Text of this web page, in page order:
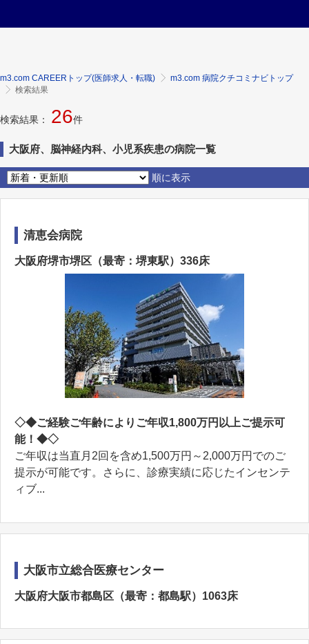
m3.com CAREERトップ(医師求人・転職)
m3.com 病院クチコミナビトップ
検索結果
検索結果： 26件
大阪府、脳神経内科、小児系疾患の病院一覧
順に表示
清恵会病院
大阪府堺市堺区（最寄：堺東駅）336床
◇◆ご経験ご年齢によりご年収1,800万円以上ご提示可
能！◆◇
ご年収は当直月2回を含め1,500万円～2,000万円でのご
提示が可能です。さらに、診療実績に応じたインセンテ
ィブ...
大阪市立総合医療センター
大阪府大阪市都島区（最寄：都島駅）1063床